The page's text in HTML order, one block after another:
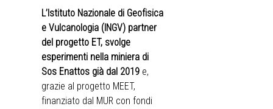
L’Istituto Nazionale di Geofisica
e Vulcanologia (INGV) partner
del progetto ET, svolge
esperimenti nella miniera di
Sos Enattos già dal 2019 e,
grazie al progetto MEET,
finanziato dal MUR con fondi